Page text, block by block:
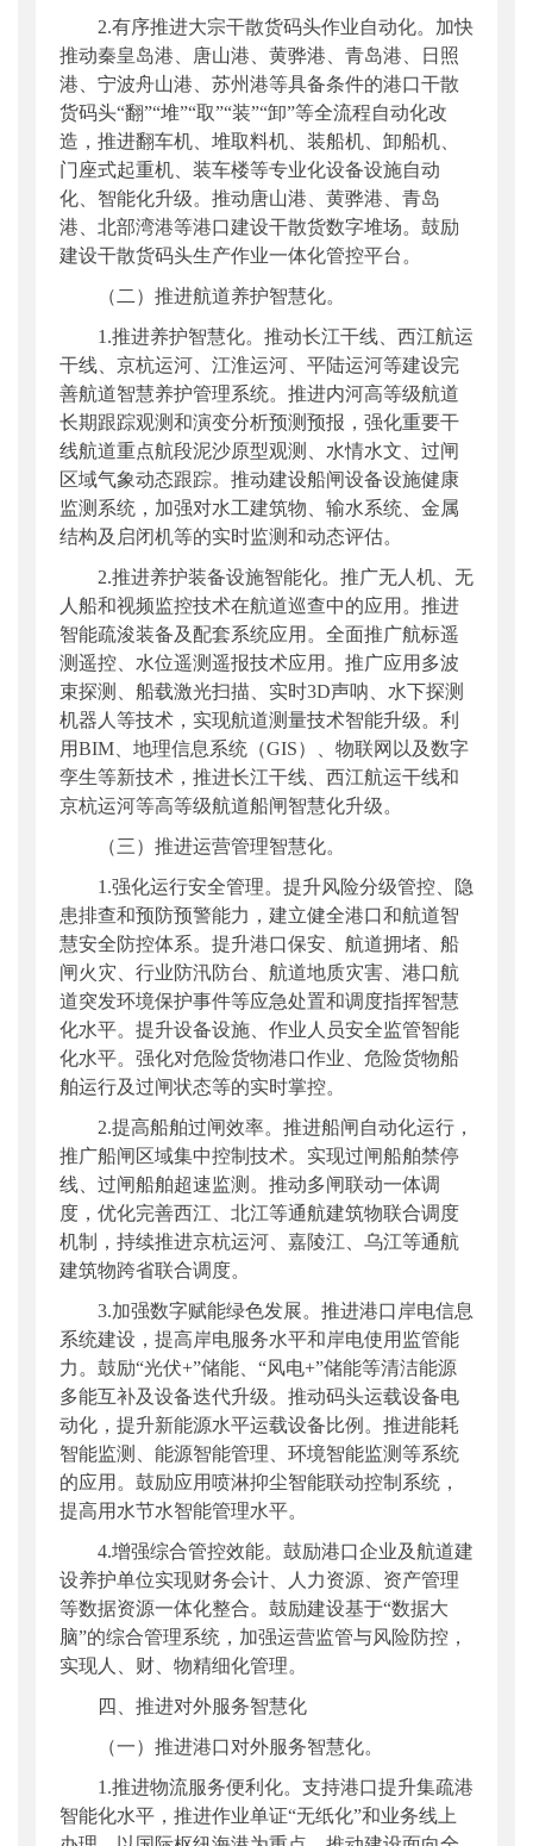
2.有序推进大宗干散货码头作业自动化。加快
推动秦皇岛港、唐山港、黄骅港、青岛港、日照
港、宁波舟山港、苏州港等具备条件的港口干散
货码头“翻”“堆”“取”“装”“卸”等全流程自动化改
造，推进翻车机、堆取料机、装船机、卸船机、
门座式起重机、装车楼等专业化设备设施自动
化、智能化升级。推动唐山港、黄骅港、青岛
港、北部湾港等港口建设干散货数字堆场。鼓励
建设干散货码头生产作业一体化管控平台。
（二）推进航道养护智慧化。
1.推进养护智慧化。推动长江干线、西江航运
干线、京杭运河、江淮运河、平陆运河等建设完
善航道智慧养护管理系统。推进内河高等级航道
长期跟踪观测和演变分析预测预报，强化重要干
线航道重点航段泥沙原型观测、水情水文、过闸
区域气象动态跟踪。推动建设船闸设备设施健康
监测系统，加强对水工建筑物、输水系统、金属
结构及启闭机等的实时监测和动态评估。
2.推进养护装备设施智能化。推广无人机、无
人船和视频监控技术在航道巡查中的应用。推进
智能疏浚装备及配套系统应用。全面推广航标遥
测遥控、水位遥测遥报技术应用。推广应用多波
束探测、船载激光扫描、实时3D声呐、水下探测
机器人等技术，实现航道测量技术智能升级。利
用BIM、地理信息系统（GIS）、物联网以及数字
孪生等新技术，推进长江干线、西江航运干线和
京杭运河等高等级航道船闸智慧化升级。
（三）推进运营管理智慧化。
1.强化运行安全管理。提升风险分级管控、隐
患排查和预防预警能力，建立健全港口和航道智
慧安全防控体系。提升港口保安、航道拥堵、船
闸火灾、行业防汛防台、航道地质灾害、港口航
道突发环境保护事件等应急处置和调度指挥智慧
化水平。提升设备设施、作业人员安全监管智能
化水平。强化对危险货物港口作业、危险货物船
舶运行及过闸状态等的实时掌控。
2.提高船舶过闸效率。推进船闸自动化运行，
推广船闸区域集中控制技术。实现过闸船舶禁停
线、过闸船舶超速监测。推动多闸联动一体调
度，优化完善西江、北江等通航建筑物联合调度
机制，持续推进京杭运河、嘉陵江、乌江等通航
建筑物跨省联合调度。
3.加强数字赋能绿色发展。推进港口岸电信息
系统建设，提高岸电服务水平和岸电使用监管能
力。鼓励“光伏+”储能、“风电+”储能等清洁能源
多能互补及设备迭代升级。推动码头运载设备电
动化，提升新能源水平运载设备比例。推进能耗
智能监测、能源智能管理、环境智能监测等系统
的应用。鼓励应用喷淋抑尘智能联动控制系统，
提高用水节水智能管理水平。
4.增强综合管控效能。鼓励港口企业及航道建
设养护单位实现财务会计、人力资源、资产管理
等数据资源一体化整合。鼓励建设基于“数据大
脑”的综合管理系统，加强运营监管与风险防控，
实现人、财、物精细化管理。
四、推进对外服务智慧化
（一）推进港口对外服务智慧化。
1.推进物流服务便利化。支持港口提升集疏港
智能化水平，推进作业单证“无纸化”和业务线上